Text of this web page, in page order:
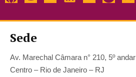
Sede
Av. Marechal Câmara n° 210, 5º andar
Centro – Rio de Janeiro – RJ